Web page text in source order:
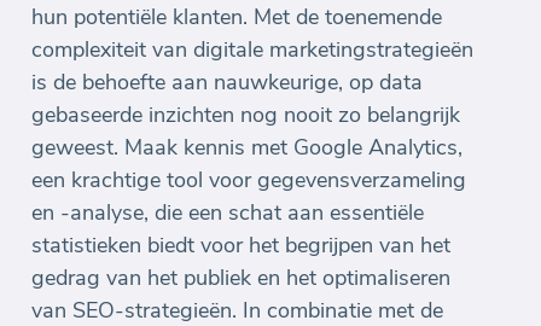
hun potentiële klanten. Met de toenemende
complexiteit van digitale marketingstrategieën
is de behoefte aan nauwkeurige, op data
gebaseerde inzichten nog nooit zo belangrijk
geweest. Maak kennis met Google Analytics,
een krachtige tool voor gegevensverzameling
en -analyse, die een schat aan essentiële
statistieken biedt voor het begrijpen van het
gedrag van het publiek en het optimaliseren
van SEO-strategieën. In combinatie met de